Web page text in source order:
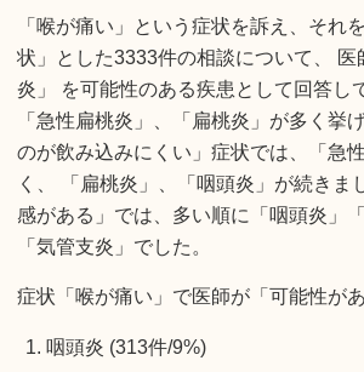
「喉が痛い」という症状を訴え、それ
状」とした3333件の相談について、 医
炎」 を可能性のある疾患として回答し
「急性扁桃炎」、「扁桃炎」が多く挙
のが飲み込みにくい」症状では、「急
く、 「扁桃炎」、「咽頭炎」が続きま
感がある」では、多い順に「咽頭炎」
「気管支炎」でした。
症状「喉が痛い」で医師が「可能性が
咽頭炎 (313件/9%)